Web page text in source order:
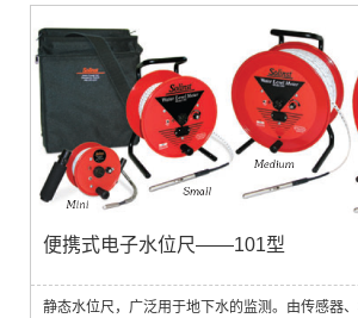
应、调节地下水层的pH值等
便携式电子水位尺——101型
静态水位尺，广泛用于地下水的监测。由传感器